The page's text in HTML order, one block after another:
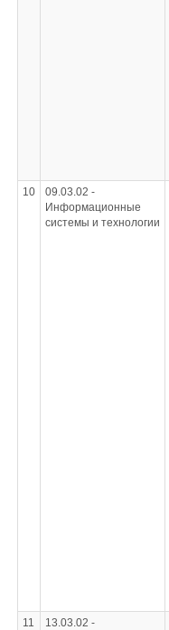
10
09.03.02 -
Информационные
системы и технологии
11
13.03.02 -